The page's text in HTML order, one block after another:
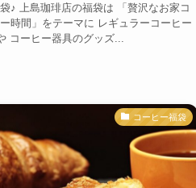
♪ 上島珈琲店の福袋は 「贅沢なお家コ
時間」をテーマに レギュラーコーヒー
コーヒー器具のグッズ...
コーヒー福袋